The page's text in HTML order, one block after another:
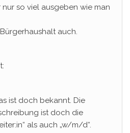
nur so viel ausgeben wie man
auch.
ist doch bekannt. Die
ist doch die
als auch „w/m/d“.